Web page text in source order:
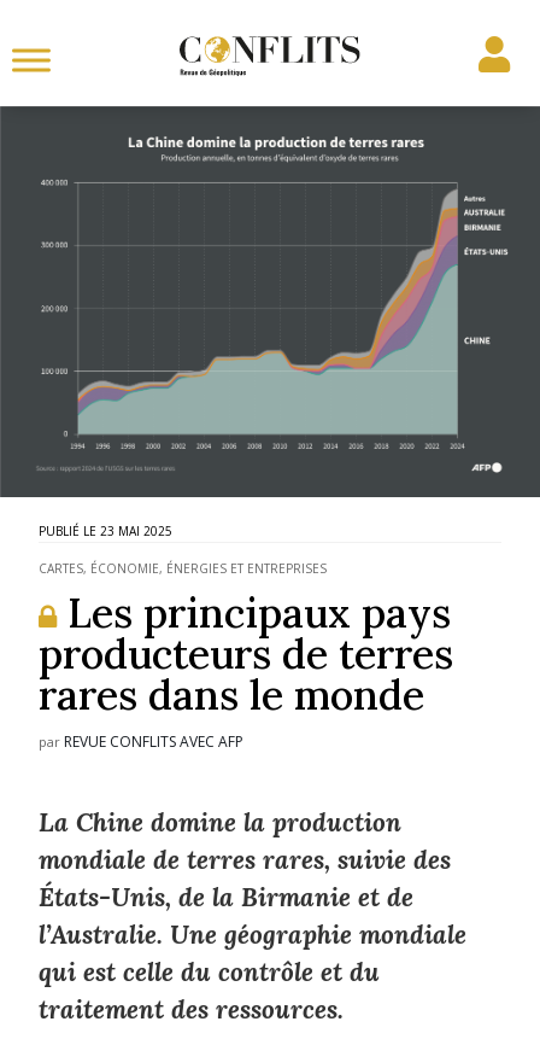
23 MAI 2025
CARTES, ÉCONOMIE, ÉNERGIES ET ENTREPRISES
Les principaux pays
producteurs de terres
rares dans le monde
par REVUE CONFLITS AVEC AFP
La Chine domine la production
mondiale de terres rares, suivie des
États-Unis, de la Birmanie et de
l’Australie. Une géographie mondiale
qui est celle du contrôle et du
traitement des ressources.